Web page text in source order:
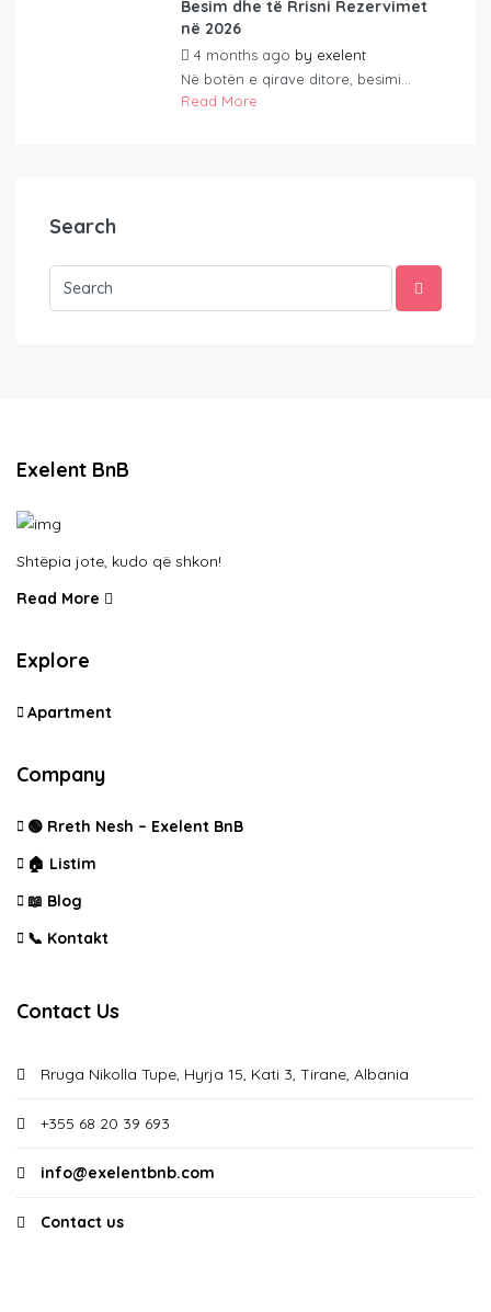
Besim dhe të Rrisni Rezervimet
në 2026
4 months ago by exelent
Në botën e qirave ditore, besimi...
Read More
Search
Exelent BnB
Shtëpia jote, kudo që shkon!
Read More
Explore
Apartment
Company
🟢 Rreth Nesh – Exelent BnB
🏠 Listim
📖 Blog
📞 Kontakt
Contact Us
Rruga Nikolla Tupe, Hyrja 15, Kati 3, Tirane, Albania
+355 68 20 39 693
info@exelentbnb.com
Contact us